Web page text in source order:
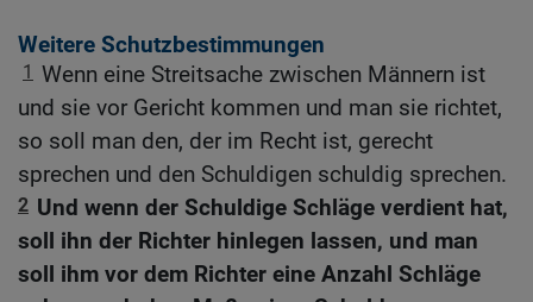
Weitere Schutzbestimmungen
1 Wenn eine Streitsache zwischen Männern ist
und sie vor Gericht kommen und man sie richtet,
so soll man den, der im Recht ist, gerecht
sprechen und den Schuldigen schuldig sprechen.
2 Und wenn der Schuldige Schläge verdient hat,
soll ihn der Richter hinlegen lassen, und man
soll ihm vor dem Richter eine Anzahl Schläge